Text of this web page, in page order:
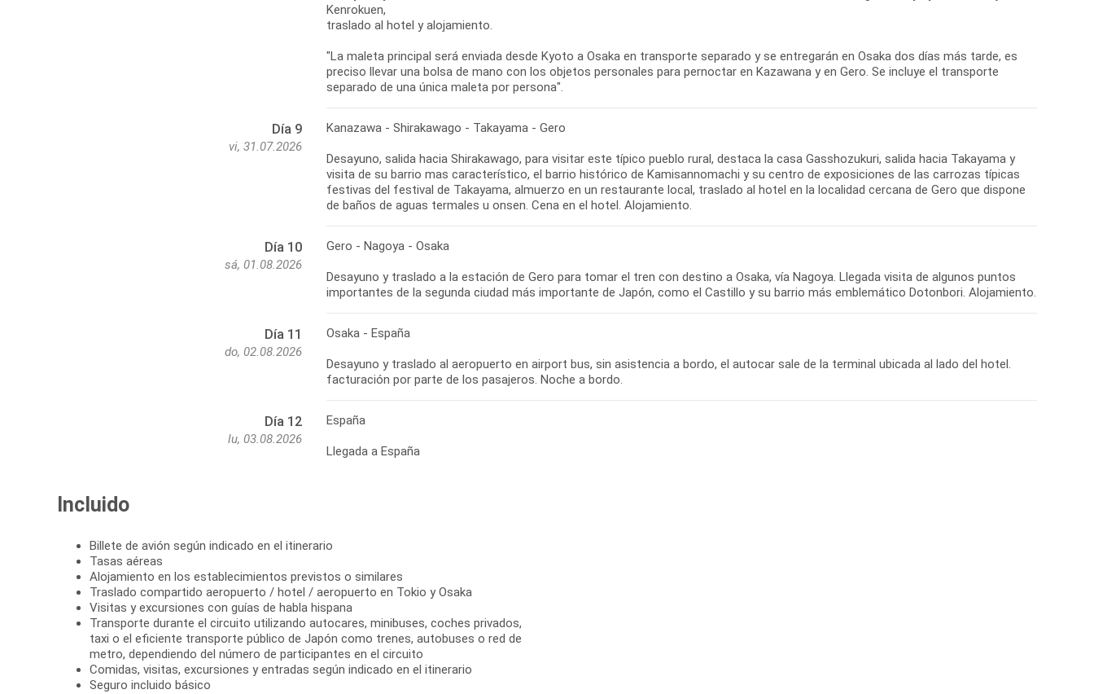
Kenrokuen,
traslado al hotel y alojamiento.
"La maleta principal será enviada desde Kyoto a Osaka en transporte separado y se entregarán en Osaka dos días más tarde, es
preciso llevar una bolsa de mano con los objetos personales para pernoctar en Kazawana y en Gero. Se incluye el transporte
separado de una única maleta por persona".
Día 9
vi, 31.07.2026
Kanazawa - Shirakawago - Takayama - Gero
Desayuno, salida hacia Shirakawago, para visitar este típico pueblo rural, destaca la casa Gasshozukuri, salida hacia Takayama y
visita de su barrio mas característico, el barrio histórico de Kamisannomachi y su centro de exposiciones de las carrozas típicas
festivas del festival de Takayama, almuerzo en un restaurante local, traslado al hotel en la localidad cercana de Gero que dispone
de baños de aguas termales u onsen. Cena en el hotel. Alojamiento.
Día 10
sá, 01.08.2026
Gero - Nagoya - Osaka
Desayuno y traslado a la estación de Gero para tomar el tren con destino a Osaka, vía Nagoya. Llegada visita de algunos puntos
importantes de la segunda ciudad más importante de Japón, como el Castillo y su barrio más emblemático Dotonbori. Alojamiento.
Día 11
do, 02.08.2026
Osaka - España
Desayuno y traslado al aeropuerto en airport bus, sin asistencia a bordo, el autocar sale de la terminal ubicada al lado del hotel.
facturación por parte de los pasajeros. Noche a bordo.
Día 12
lu, 03.08.2026
España
Llegada a España
Incluido
Billete de avión según indicado en el itinerario
Tasas aéreas
Alojamiento en los establecimientos previstos o similares
Traslado compartido aeropuerto / hotel / aeropuerto en Tokio y Osaka
Visitas y excursiones con guías de habla hispana
Transporte durante el circuito utilizando autocares, minibuses, coches privados,
taxi o el eficiente transporte público de Japón como trenes, autobuses o red de
metro, dependiendo del número de participantes en el circuito
Comidas, visitas, excursiones y entradas según indicado en el itinerario
Seguro incluido básico